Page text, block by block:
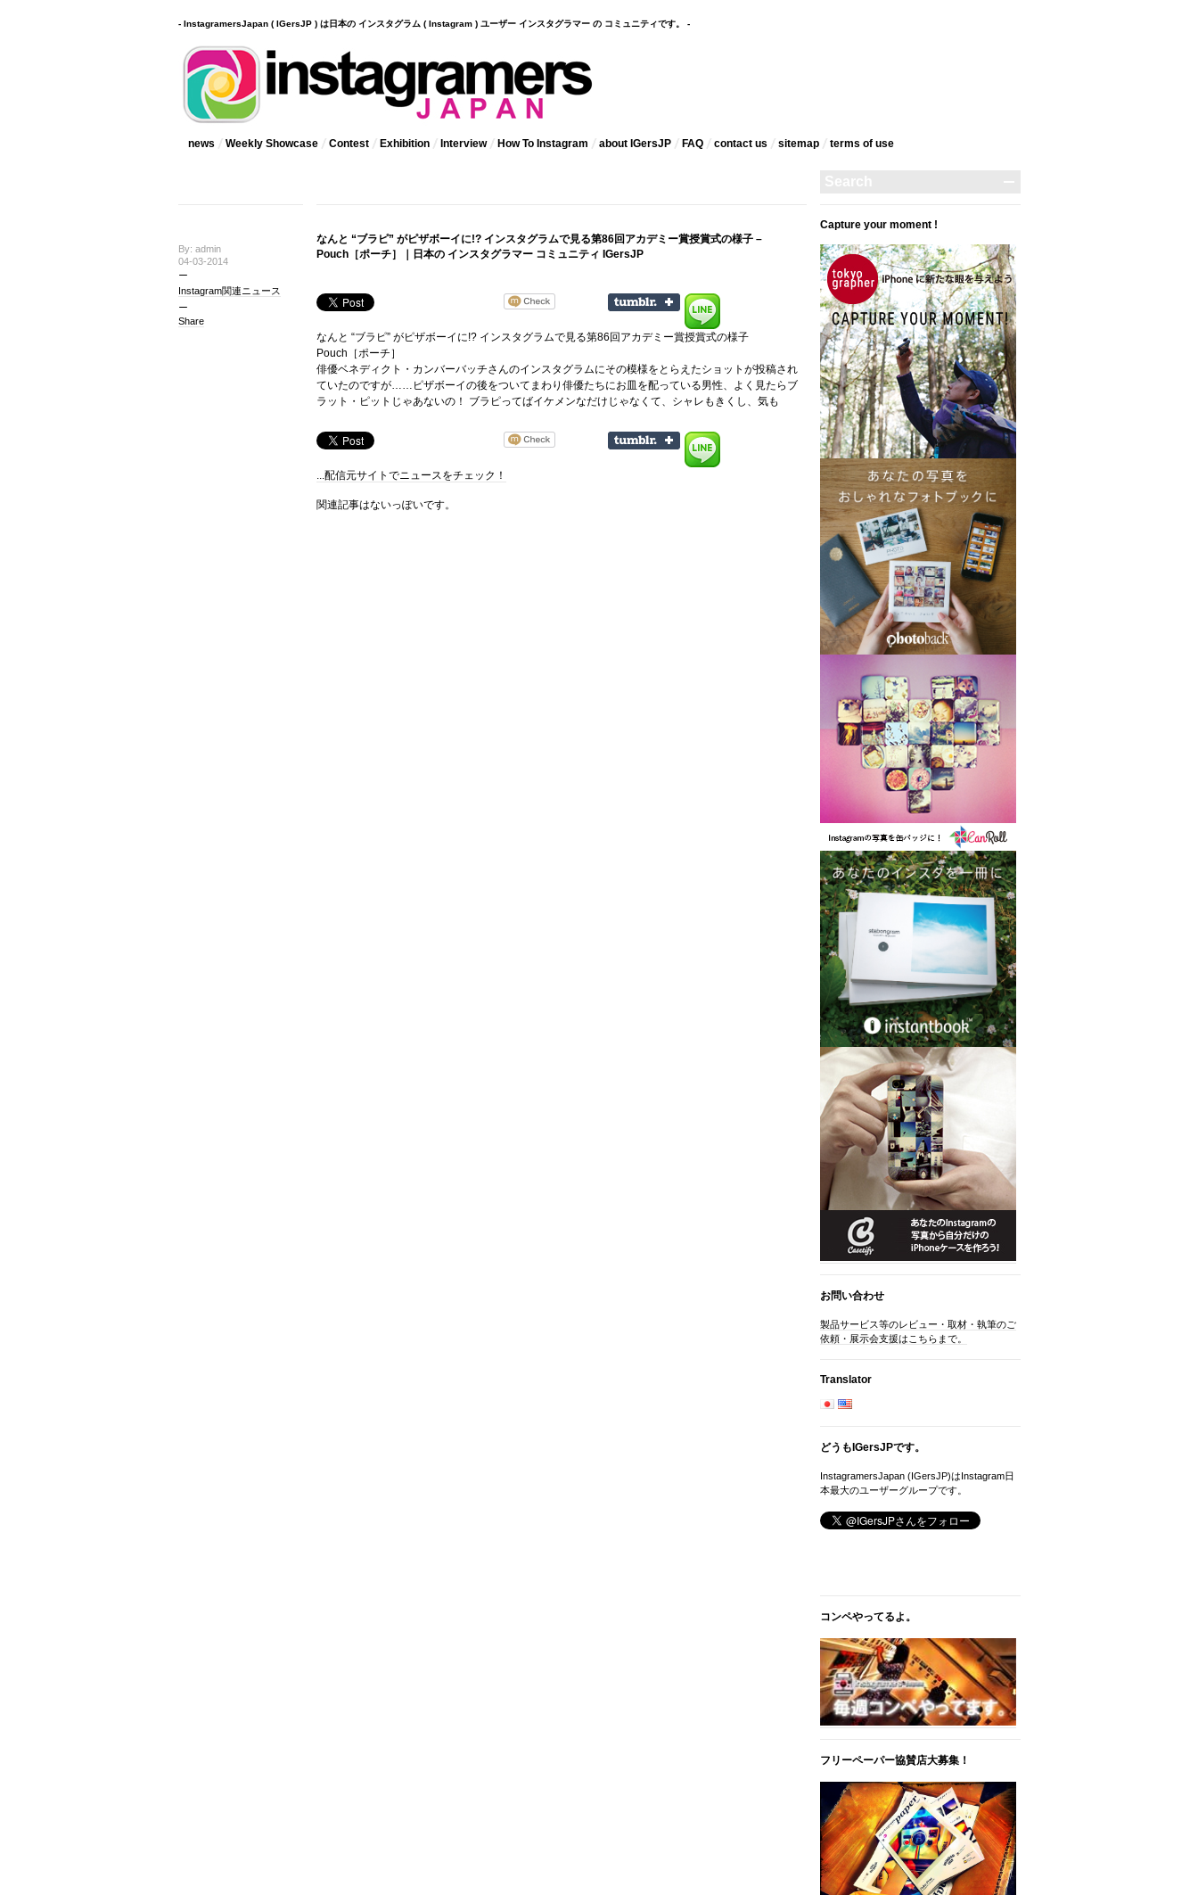
- InstagramersJapan ( IGersJP ) は日本の インスタグラム ( Instagram ) ユーザー インスタグラマー の コミュニティです。 -
news Weekly Showcase Contest Exhibition Interview How To Instagram about IGersJP FAQ contact us sitemap terms‎ of use
By: admin
04-03-2014
Instagram関連ニュース
Share
なんと “ブラピ” がピザボーイに!? インスタグラムで見る第86回アカデミー賞授賞式の様子 –
Pouch［ポーチ］｜日本の インスタグラマー コミュニティ IGersJP
なんと “ブラピ” がピザボーイに!? インスタグラムで見る第86回アカデミー賞授賞式の様子
Pouch［ポーチ］
俳優ベネディクト・カンバーバッチさんのインスタグラムにその模様をとらえたショットが投稿され
ていたのですが……ピザボーイの後をついてまわり俳優たちにお皿を配っている男性、よく見たらブ
ラット・ピットじゃあないの！ ブラピってばイケメンなだけじゃなくて、シャレもきくし、気も
...配信元サイトでニュースをチェック！
関連記事はないっぽいです。
Capture your moment !
お問い合わせ
製品サービス等のレビュー・取材・執筆のご
依頼・展示会支援はこちらまで。
Translator
どうもIGersJPです。
InstagramersJapan (IGersJP)はInstagram日
本最大のユーザーグループです。
コンペやってるよ。
フリーペーパー協賛店大募集！